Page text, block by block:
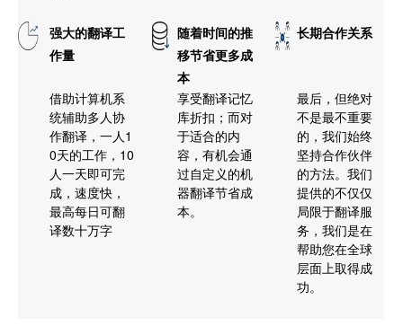
强大的翻译工
作量
随着时间的推
移节省更多成
本
长期合作关系
借助计算机系
统辅助多人协
作翻译，一人1
0天的工作，10
人一天即可完
成，速度快，
最高每日可翻
译数十万字
享受翻译记忆
库折扣；而对
于适合的内
容，有机会通
过自定义的机
器翻译节省成
本。
最后，但绝对
不是最不重要
的，我们始终
坚持合作伙伴
的方法。我们
提供的不仅仅
局限于翻译服
务，我们是在
帮助您在全球
层面上取得成
功。